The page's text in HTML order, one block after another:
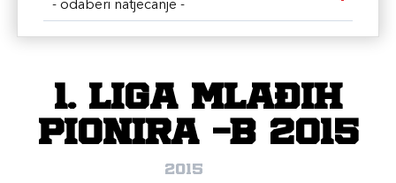
- odaberi natjecanje -
1. Liga mlađih
pionira -B 2015
2015